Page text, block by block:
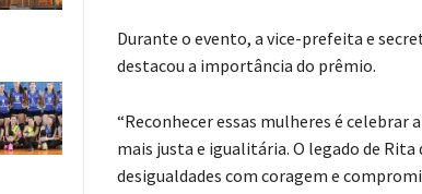
Durante o evento, a vice-prefeita e
destacou a importância do prêmio.
“Reconhecer essas mulheres é celebrar
mais justa e igualitária. O legado de
desigualdades com coragem e